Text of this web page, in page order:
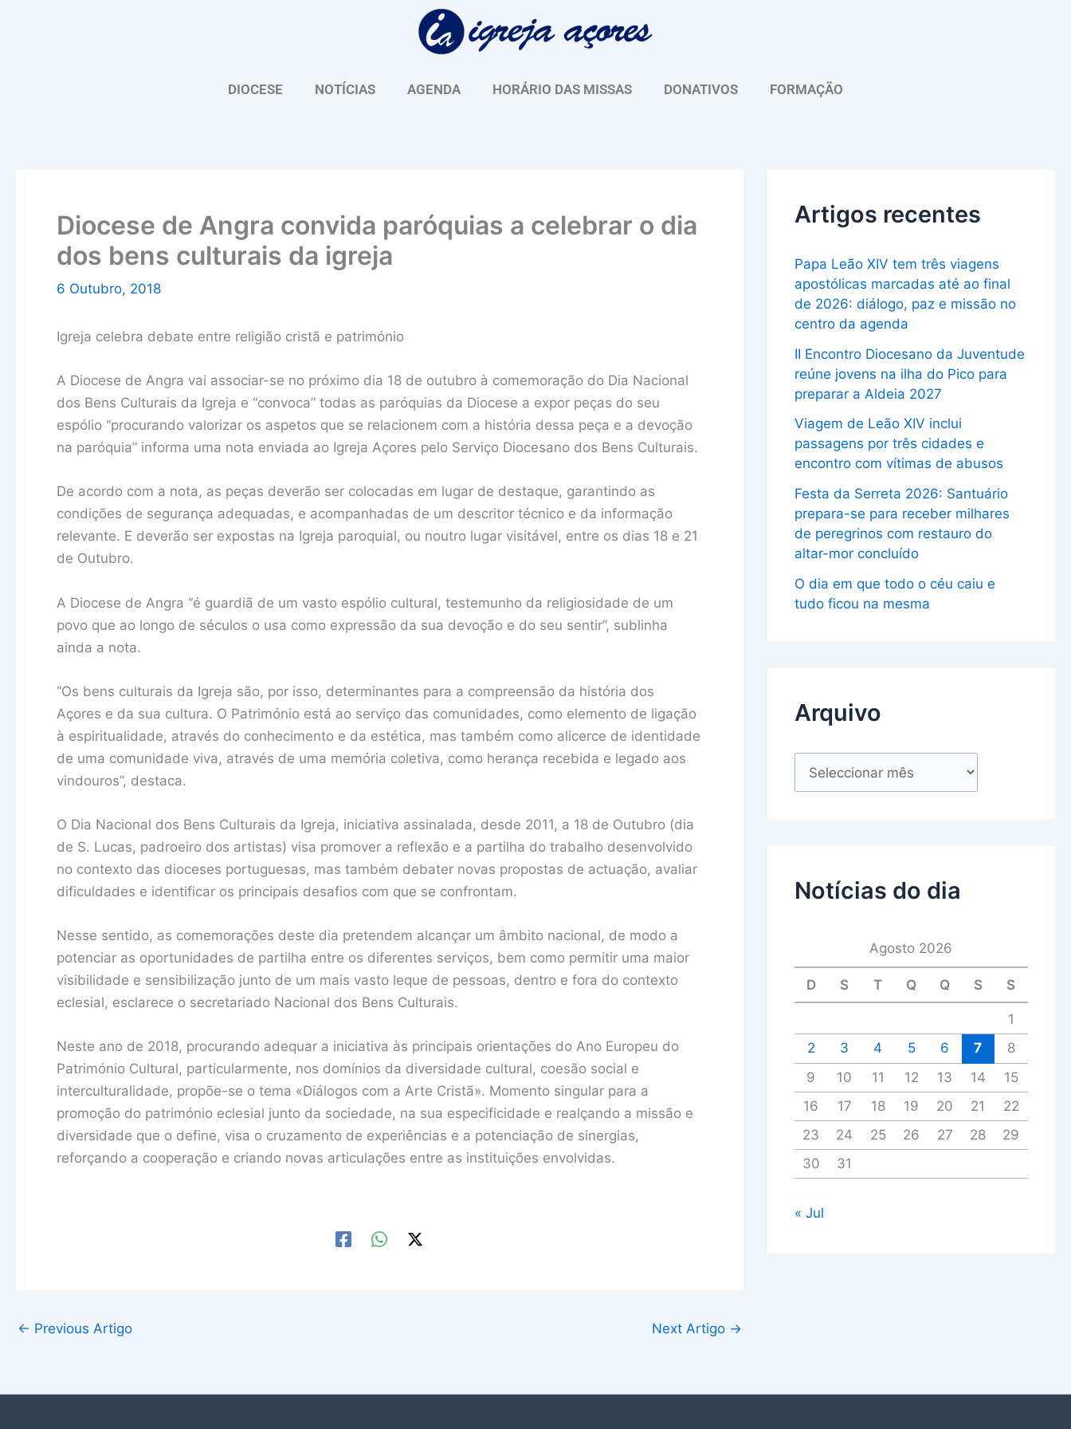
DIOCESE NOTÍCIAS AGENDA HORÁRIO DAS MISSAS DONATIVOS FORMAÇÃO
Diocese de Angra convida paróquias a celebrar o dia
dos bens culturais da igreja
6 Outubro, 2018
Igreja celebra debate entre religião cristã e património
A Diocese de Angra vai associar-se no próximo dia 18 de outubro à comemoração do Dia Nacional
dos Bens Culturais da Igreja e “convoca” todas as paróquias da Diocese a expor peças do seu
espólio “procurando valorizar os aspetos que se relacionem com a história dessa peça e a devoção
na paróquia” informa uma nota enviada ao Igreja Açores pelo Serviço Diocesano dos Bens Culturais.
De acordo com a nota, as peças deverão ser colocadas em lugar de destaque, garantindo as
condições de segurança adequadas, e acompanhadas de um descritor técnico e da informação
relevante. E deverão ser expostas na Igreja paroquial, ou noutro lugar visitável, entre os dias 18 e 21
de Outubro.
A Diocese de Angra “é guardiã de um vasto espólio cultural, testemunho da religiosidade de um
povo que ao longo de séculos o usa como expressão da sua devoção e do seu sentir”, sublinha
ainda a nota.
“Os bens culturais da Igreja são, por isso, determinantes para a compreensão da história dos
Açores e da sua cultura. O Património está ao serviço das comunidades, como elemento de ligação
à espiritualidade, através do conhecimento e da estética, mas também como alicerce de identidade
de uma comunidade viva, através de uma memória coletiva, como herança recebida e legado aos
vindouros”, destaca.
O Dia Nacional dos Bens Culturais da Igreja, iniciativa assinalada, desde 2011, a 18 de Outubro (dia
de S. Lucas, padroeiro dos artistas) visa promover a reflexão e a partilha do trabalho desenvolvido
no contexto das dioceses portuguesas, mas também debater novas propostas de actuação, avaliar
dificuldades e identificar os principais desafios com que se confrontam.
Nesse sentido, as comemorações deste dia pretendem alcançar um âmbito nacional, de modo a
potenciar as oportunidades de partilha entre os diferentes serviços, bem como permitir uma maior
visibilidade e sensibilização junto de um mais vasto leque de pessoas, dentro e fora do contexto
eclesial, esclarece o secretariado Nacional dos Bens Culturais.
Neste ano de 2018, procurando adequar a iniciativa às principais orientações do Ano Europeu do
Património Cultural, particularmente, nos domínios da diversidade cultural, coesão social e
interculturalidade, propõe-se o tema «Diálogos com a Arte Cristã». Momento singular para a
promoção do património eclesial junto da sociedade, na sua especificidade e realçando a missão e
diversidade que o define, visa o cruzamento de experiências e a potenciação de sinergias,
reforçando a cooperação e criando novas articulações entre as instituições envolvidas.
← Previous Artigo Next Artigo →
Artigos recentes
Papa Leão XIV tem três viagens
apostólicas marcadas até ao final
de 2026: diálogo, paz e missão no
centro da agenda
II Encontro Diocesano da Juventude
reúne jovens na ilha do Pico para
preparar a Aldeia 2027
Viagem de Leão XIV inclui
passagens por três cidades e
encontro com vítimas de abusos
Festa da Serreta 2026: Santuário
prepara-se para receber milhares
de peregrinos com restauro do
altar-mor concluído
O dia em que todo o céu caiu e
tudo ficou na mesma
Arquivo
u
Notícias do dia
Agosto 2026
D S T Q Q S S
1
2
3 4 5 6 7
8
9
10 11 12 13 14
15
16
17 18 19 20 21
22
23
24 25 26 27 28
29
30
31
« Jul